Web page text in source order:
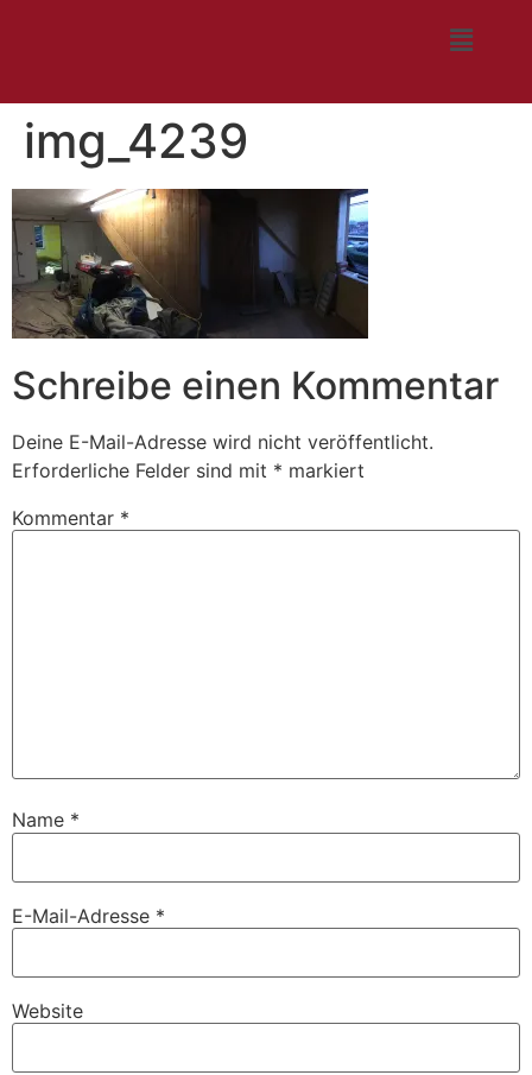
img_4239
Schreibe einen Kommentar
Deine E-Mail-Adresse wird nicht veröffentlicht.
Erforderliche Felder sind mit * markiert
Kommentar *
Name *
E-Mail-Adresse *
Website